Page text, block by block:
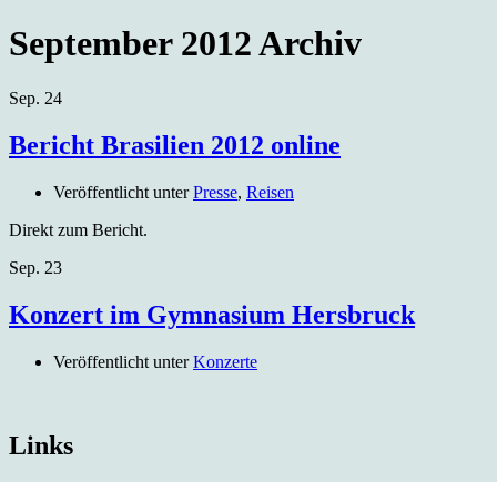
September 2012Archiv
Sep. 24
Bericht Brasilien 2012 online
Veröffentlicht unterPresse, Reisen
Direkt zum Bericht.
Sep. 23
Konzert im Gymnasium Hersbruck
Veröffentlicht unterKonzerte
Links